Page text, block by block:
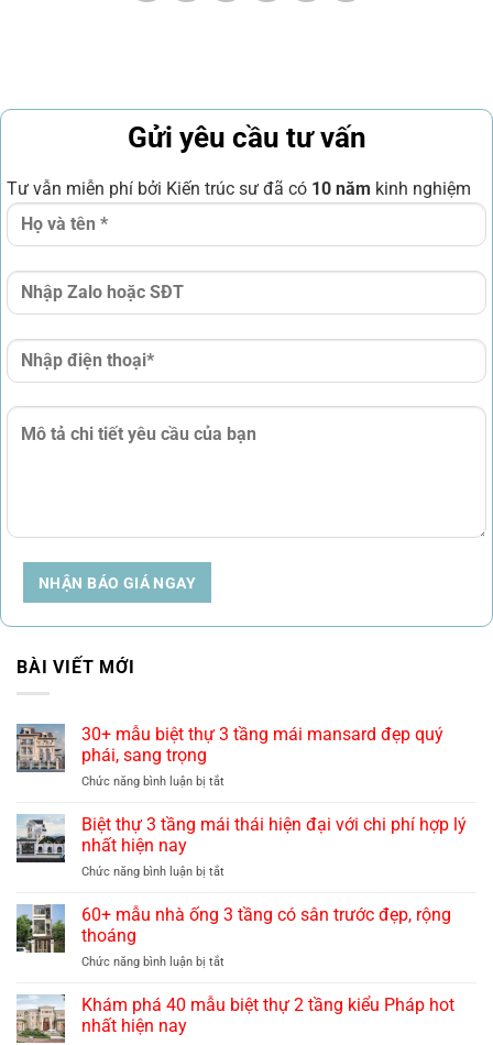
Gửi yêu cầu tư vấn
Tư vẫn miễn phí bởi Kiến trúc sư đã có 10 năm kinh nghiệm
NHẬN BÁO GIÁ NGAY
BÀI VIẾT MỚI
30+ mẫu biệt thự 3 tầng mái mansard đẹp quý
phái, sang trọng
Chức năng bình luận bị tắtở
mẫu
3
mái
quý
sang
Biệt thự 3 tầng mái thái hiện đại với chi phí hợp lý
nhất hiện nay
Chức năng bình luận bị tắtở
thự
mái
hiện
60+ mẫu nhà ống 3 tầng có sân trước đẹp, rộng
thoáng
Chức năng bình luận bị tắtở
mẫu
Khám phá 40 mẫu biệt thự 2 tầng kiểu Pháp hot
nhất hiện nay